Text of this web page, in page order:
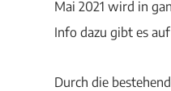
Mai 2021 wird in
Info dazu gibt es
Durch die